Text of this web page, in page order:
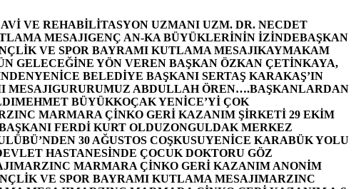
VE REHABİLİTASYON UZMANI UZM. DR. NECDET
MESAJIGENÇ AN-KA BÜYÜKLERİNİN İZİNDEBAŞKAN
VE SPOR BAYRAMI KUTLAMA MESAJIKAYMAKAM
GELECEĞİNE YÖN VEREN BAŞKAN ÖZKAN ÇETİNKAYA,
YENİCE BELEDİYE BAŞKANI SERTAŞ KARAKAŞ’IN
MESAJIGURURUMUZ ABDULLAH ÖREN….BAŞKANLARDAN
MEHMET BÜYÜKKOÇAK YENİCE’Yİ ÇOK
MARMARA ÇİNKO GERİ KAZANIM ŞİRKETİ 29 EKİM
FERDİ KURT OLDUZONGULDAK MERKEZ
30 AĞUSTOS COŞKUSUYENİCE KARABÜK YOLU
HASTANESİNDE ÇOCUK DOKTORU GÖZ
MARZINC MARMARA ÇİNKO GERİ KAZANIM ANONİM
VE SPOR BAYRAMI KUTLAMA MESAJIMARZINC